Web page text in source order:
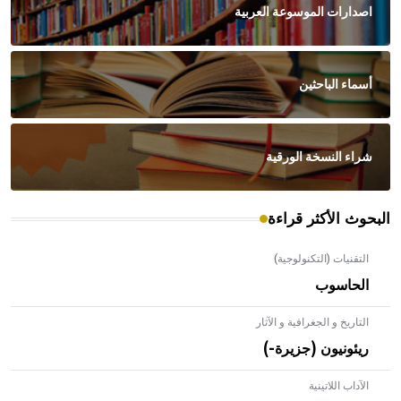
اصدارات الموسوعة العربية
أسماء الباحثين
شراء النسخة الورقية
البحوث الأكثر قراءة
التقنيات (التكنولوجية)
الحاسوب
التاريخ و الجغرافية و الآثار
ريئونيون (جزيرة-)
الآداب اللاتينية